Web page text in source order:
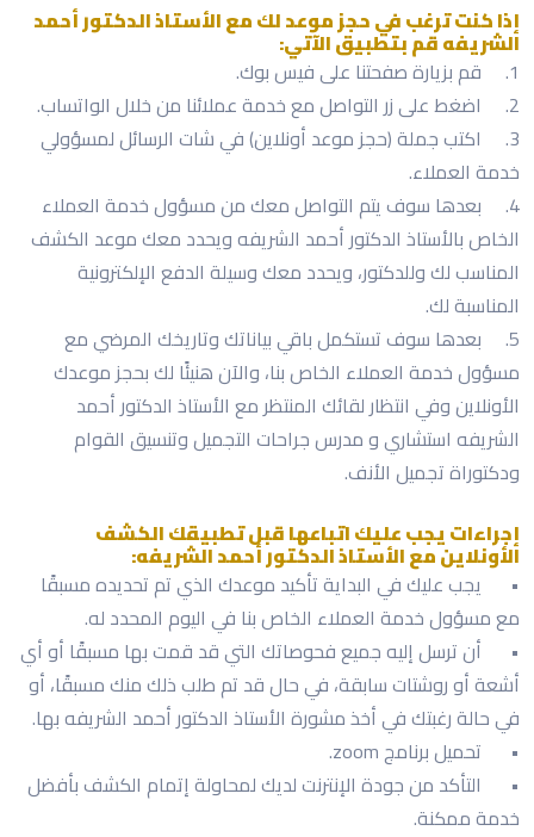
إذا كنت ترغب في حجز موعد لك مع الأستاذ الدكتور أحمد
الشريفه قم بتطبيق الآتي:
1.
قم بزيارة صفحتنا على فيس بوك.
2.
اضغط على زر التواصل مع خدمة عملائنا من خلال الواتساب.
3.
اكتب جملة (حجز موعد أونلاين) في شات الرسائل لمسؤولي
خدمة العملاء.
4.
بعدها سوف يتم التواصل معك من مسؤول خدمة العملاء
الخاص بالأستاذ الدكتور أحمد الشريفه ويحدد معك موعد الكشف
المناسب لك وللدكتور، ويحدد معك وسيلة الدفع الإلكترونية
المناسبة لك.
5.
بعدها سوف تستكمل باقي بياناتك وتاريخك المرضي مع
مسؤول خدمة العملاء الخاص بنا، والآن هنيئًا لك بحجز موعدك
الأونلاين وفي انتظار لقائك المنتظر مع الأستاذ الدكتور أحمد
الشريفه استشاري و مدرس جراحات التجميل وتنسيق القوام
ودكتوراة تجميل الأنف.
إجراءات يجب عليك اتباعها قبل تطبيقك الكشف
الأونلاين مع الأستاذ الدكتور أحمد الشريفه:
•
يجب عليك في البداية تأكيد موعدك الذي تم تحديده مسبقًا
مع مسؤول خدمة العملاء الخاص بنا في اليوم المحدد له.
•
أن ترسل إليه جميع فحوصاتك التي قد قمت بها مسبقًا أو أي
أشعة أو روشتات سابقة، في حال قد تم طلب ذلك منك مسبقًا، أو
في حالة رغبتك في أخذ مشورة الأستاذ الدكتور أحمد الشريفه بها.
•
تحميل برنامج zoom.
•
التأكد من جودة الإنترنت لديك لمحاولة إتمام الكشف بأفضل
خدمة ممكنة.